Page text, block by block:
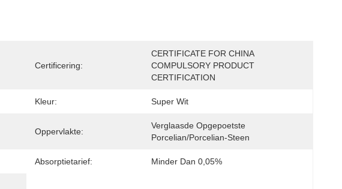
Certificering:
CERTIFICATE FOR CHINA
COMPULSORY PRODUCT
CERTIFICATION
Kleur: Super Wit
Oppervlakte:
Verglaasde Opgepoetste
Porcelian/Porcelian-Steen
Absorptietarief: Minder Dan 0,05%